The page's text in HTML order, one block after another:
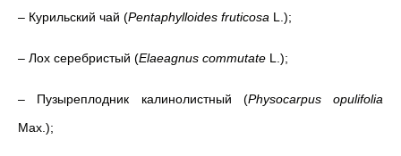
– Курильский чай (Pentaphylloides fruticosa L.);
– Лох серебристый (Elaeagnus commutate L.);
– Пузыреплодник калинолистный (Physocarpus opulifolia
Max.);